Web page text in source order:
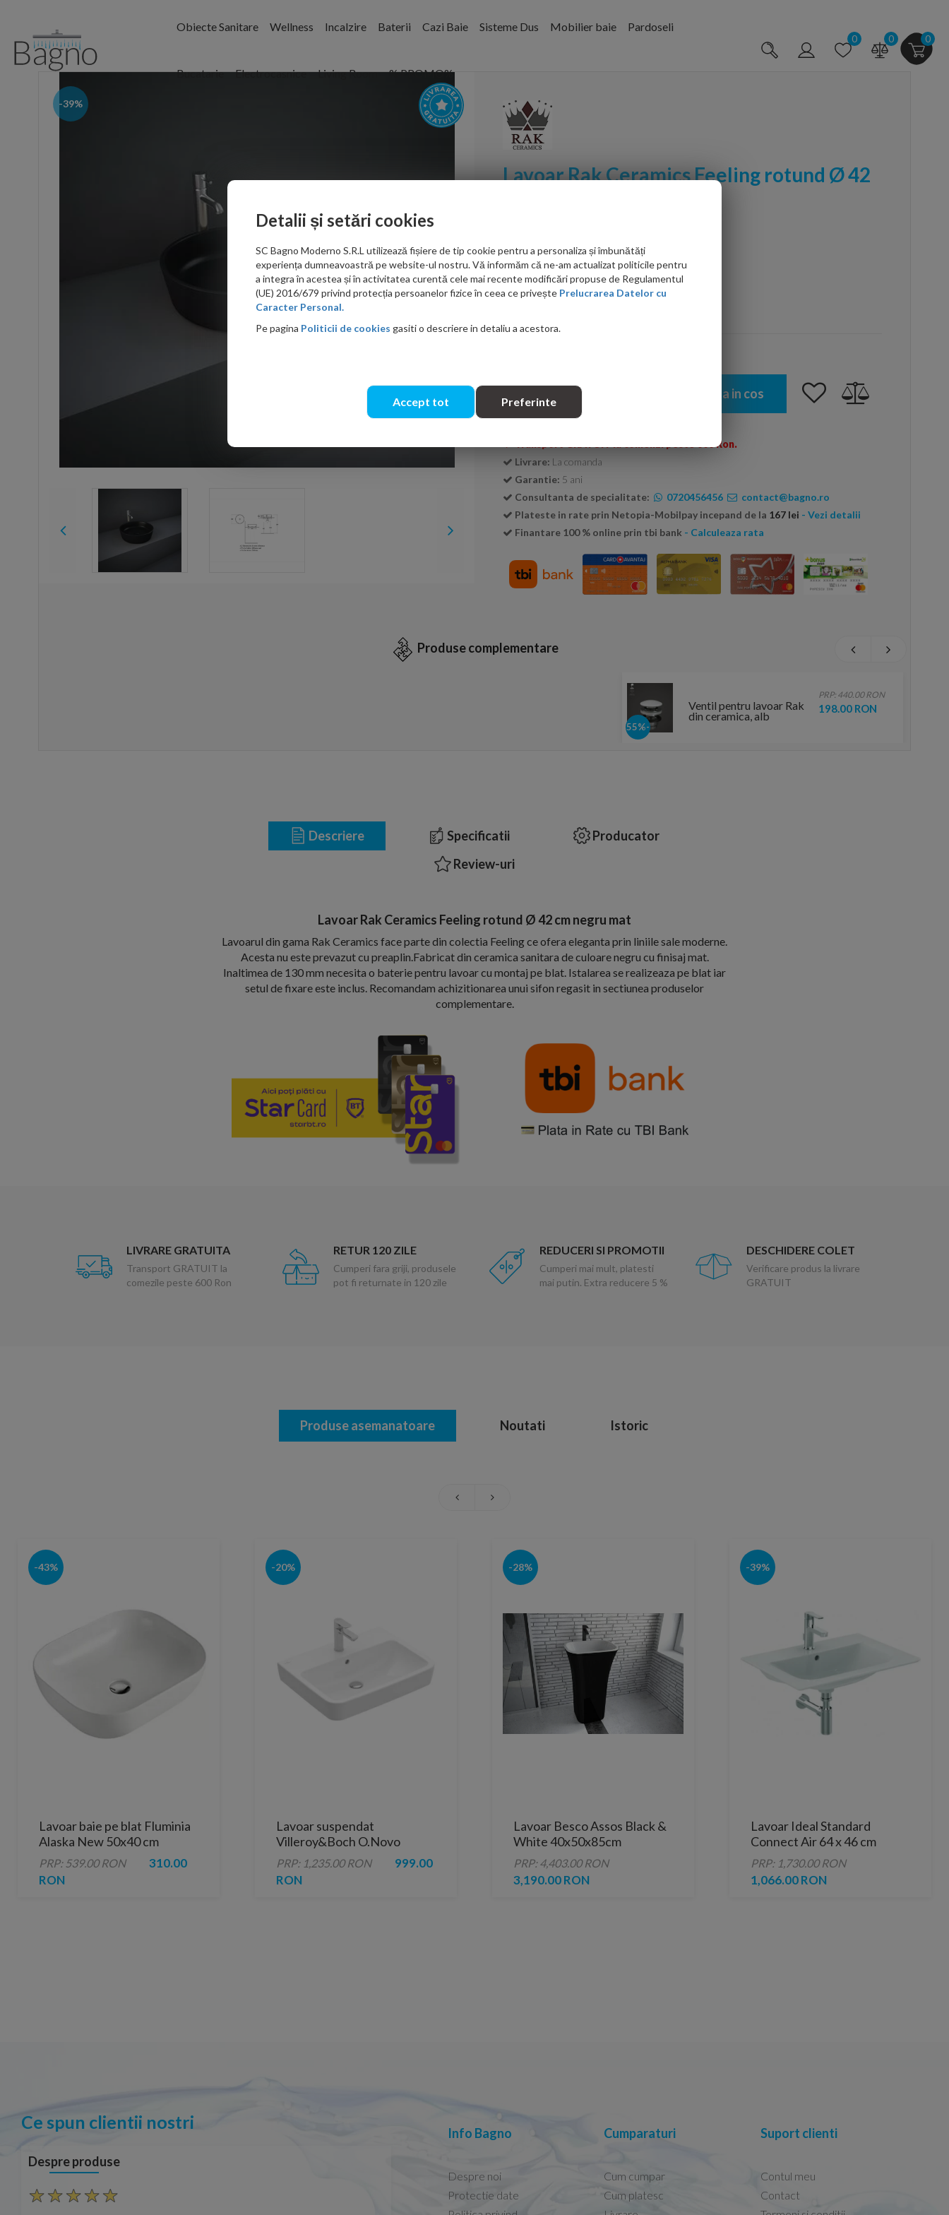
Obiecte Sanitare Wellness Incalzire Baterii Cazi Baie Sisteme Dus Mobilier baie Pardoseli
Bucatarie Electrocasnice Living Room % PROMO%
0 0 0
-39%
Lavoar Rak Ceramics Feeling rotund Ø 42
PRP: 1,636.00 RON
999.00 RON
Adauga in cos
Transport GRATUIT la comenzi peste 600 Ron.
Livrare: La comanda
Garantie: 5 ani
Consultanta de specialitate:
0720456456
contact@bagno.ro
Plateste in rate prin Netopia-Mobilpay incepand de la 167 lei - Vezi detalii
Finantare 100 % online prin tbi bank - Calculeaza rata
Produse complementare
-55%
Ventil pentru lavoar Rak
din ceramica, alb
PRP: 440.00 RON
198.00 RON
Descriere Specificatii
Producator
Review-uri
Lavoar Rak Ceramics Feeling rotund Ø 42 cm negru mat
Lavoarul din gama Rak Ceramics face parte din colectia Feeling ce ofera eleganta prin liniile sale moderne.
Acesta nu este prevazut cu preaplin.Fabricat din ceramica sanitara de culoare negru cu finisaj mat.
Inaltimea de 130 mm necesita o baterie pentru lavoar cu montaj pe blat. Istalarea se realizeaza pe blat iar
setul de fixare este inclus. Recomandam achizitionarea unui sifon regasit in sectiunea produselor
complementare.
LIVRARE GRATUITA
Transport GRATUIT la
comezile peste 600 Ron
RETUR 120 ZILE
Cumperi fara griji, produsele
pot fi returnate in 120 zile
REDUCERI SI PROMOTII
Cumperi mai mult, platesti
mai putin. Extra reducere 5 %
DESCHIDERE COLET
Verificare produs la livrare
GRATUIT
Produse asemanatoare Noutati Istoric
-43%
Lavoar baie pe blat Fluminia
Alaska New 50x40 cm
PRP: 539.00 RON
310.00
RON
-20%
Lavoar suspendat
Villeroy&Boch O.Novo
65x46 cm
PRP: 1,235.00 RON
999.00
RON
-28%
Lavoar Besco Assos Black &
White 40x50x85cm
compozit mineral
PRP: 4,403.00 RON
3,190.00 RON
-39%
Lavoar Ideal Standard
Connect Air 64 x 46 cm
montaj pe mobilier
PRP: 1,730.00 RON
1,066.00 RON
Ce spun clientii nostri
Despre produse
Info Bagno
Despre noi
Protectie date
Cumparaturi
Cum cumpar
Cum platesc
Suport clienti
Contul meu
Contact
Detalii și setări cookies
SC Bagno Moderno S.R.L utilizează fișiere de tip cookie pentru a personaliza și îmbunătăți
experiența dumneavoastră pe website-ul nostru. Vă informăm că ne-am actualizat politicile pentru
a integra în acestea și în activitatea curentă cele mai recente modificări propuse de Regulamentul
(UE) 2016/679 privind protecția persoanelor fizice în ceea ce privește Prelucrarea Datelor cu
Caracter Personal.
Pe pagina Politicii de cookies gasiti o descriere in detaliu a acestora.
Accept tot Preferinte